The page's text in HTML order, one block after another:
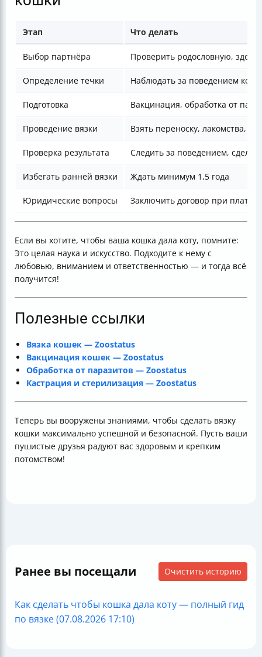
Этап Что делать
Выбор партнёра Проверить родословную,
Определение течки Наблюдать за поведением
Подготовка Вакцинация, обработка от
Проведение вязки Взять переноску, лакомства,
Проверка результата Следить за поведением,
Избегать ранней вязки Ждать минимум 1,5 года
Юридические вопросы Заключить договор при
Если вы хотите, чтобы ваша кошка дала коту, помните:
Это целая наука и искусство. Подходите к нему с
любовью, вниманием и ответственностью — и тогда всё
получится!
Полезные ссылки
Вязка кошек — Zoostatus
Вакцинация кошек — Zoostatus
Обработка от паразитов — Zoostatus
Кастрация и стерилизация — Zoostatus
Теперь вы вооружены знаниями, чтобы сделать вязку
кошки максимально успешной и безопасной. Пусть ваши
пушистые друзья радуют вас здоровым и крепким
потомством!
Ранее вы посещали Очистить историю
Как сделать чтобы кошка дала коту — полный гид
по вязке (07.08.2026 17:10)